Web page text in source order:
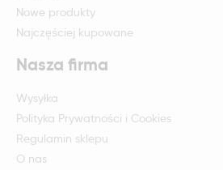
Nowe produkty
Najczęściej kupowane
Nasza firma
Wysyłka
Polityka Prywatności i Cookies
Regulamin sklepu
O nas